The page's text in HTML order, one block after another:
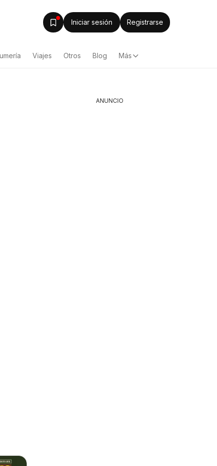
Iniciar sesión Registrarse
Viajes Otros Blog Más
ANUNCIO